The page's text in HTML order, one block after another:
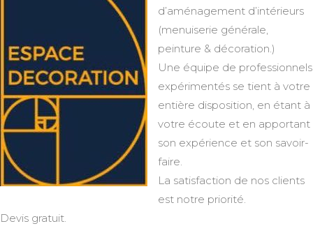
d’aménagement d’intérieurs
(menuiserie générale,
peinture & décoration.)
Une équipe de professionnels
expérimentés se tient à votre
entière disposition, en étant à
votre écoute et en apportant
son expérience et son savoir-
faire.
La satisfaction de nos clients
est notre priorité.
Devis gratuit.